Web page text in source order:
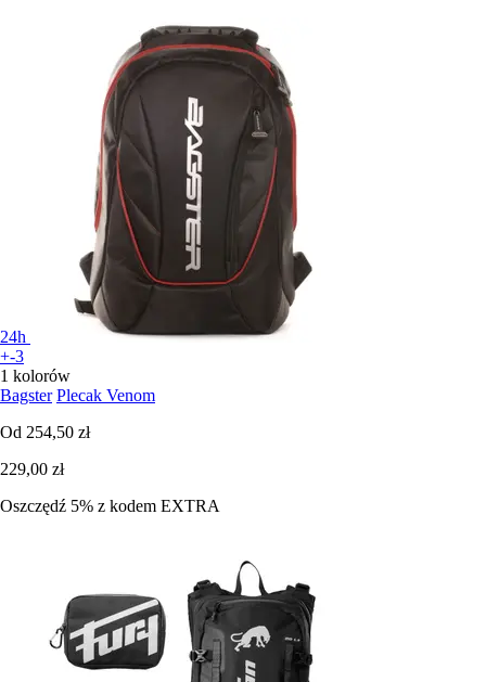
24h
+-3
1 kolorów
Bagster Plecak Venom
Od 254,50 zł
229,00 zł
Oszczędź 5% z kodem EXTRA